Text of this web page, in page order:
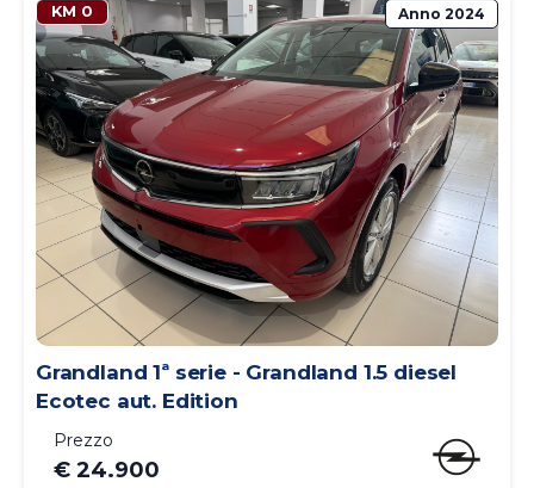
KM 0 Anno 2024
Grandland 1ª serie - Grandland 1.5 diesel
Ecotec aut. Edition
Prezzo
€ 24.900